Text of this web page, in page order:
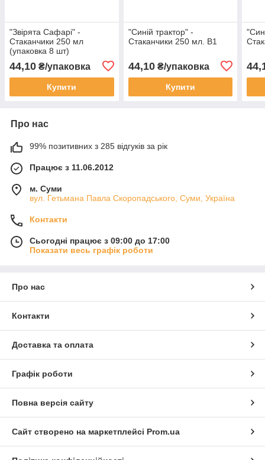
"Звірята Сафарі" -
Стаканчики 250 мл
(упаковка 8 шт)
44,10 ₴/упаковка
Купити
"Синій трактор" -
Стаканчики 250 мл. В1
44,10₴/упаковка
Купити
Про нас
99% позитивних з 285 відгуків за рік
Працює з 11.06.2012
м. Суми
вул. Гетьмана Павла Скоропадського, Суми, Україна
Контакти
Сьогодні працює з 09:00 до 17:00
Показати весь графік роботи
Про нас
Контакти
Доставка та оплата
Графік роботи
Повна версія сайту
Сайт створено на маркетплейсі Prom.ua